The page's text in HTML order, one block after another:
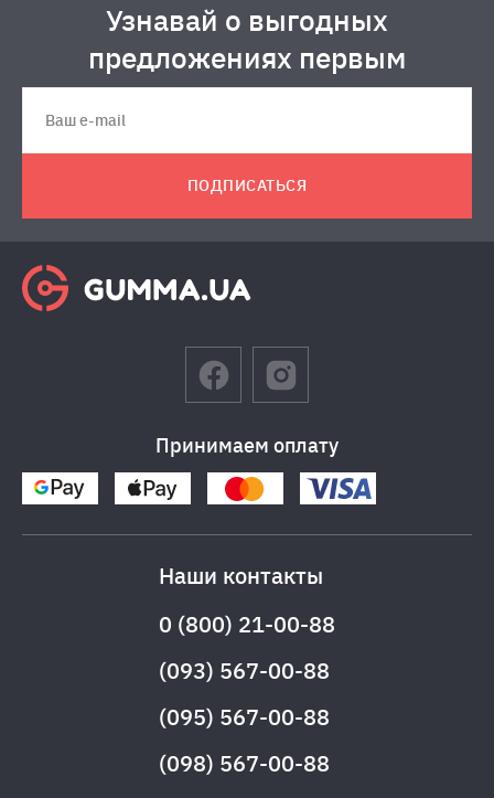
Узнавай о выгодных
предложениях первым
ПОДПИСАТЬСЯ
Принимаем оплату
Наши контакты
0 (800) 21-00-88
(093) 567-00-88
(095) 567-00-88
(098) 567-00-88